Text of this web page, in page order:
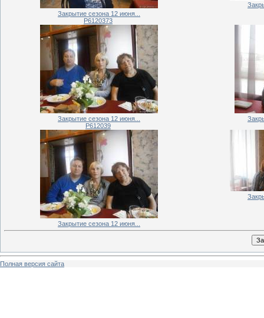
Закрытие сезона 12 июня...
P6120373
Закрытие сезона 12 июня...
P612039
Закрытие сезона 12 июня...
Полная версия сайта